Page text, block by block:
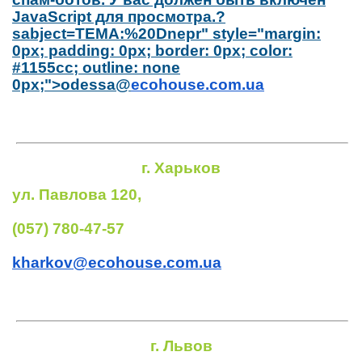
JavaScript для просмотра.?
sabject=TEMA:%20Dnepr" style="margin:
0px; padding: 0px; border: 0px; color:
#1155cc; outline: none
0px;">odessa@ecohouse.com.ua
г. Харьков
ул. Павлова 120,
(057) 780-47-57
kharkov@ecohouse.com.ua
г. Львов